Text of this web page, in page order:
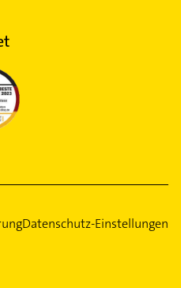
Datenschutz-Einstellungen